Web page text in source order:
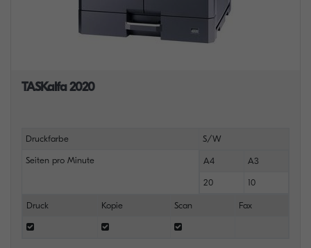
TASKalfa 2020
Druckfarbe S/W
Seiten pro Minute A4 A3
20 10
Druck Kopie Scan Fax